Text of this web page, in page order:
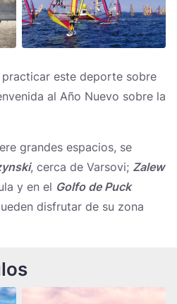
este deporte sobre
al Año Nuevo sobre la
grandes espacios, se
, cerca de Varsovi; Zalew
y en el Golfo de Puck
disfrutar de su zona